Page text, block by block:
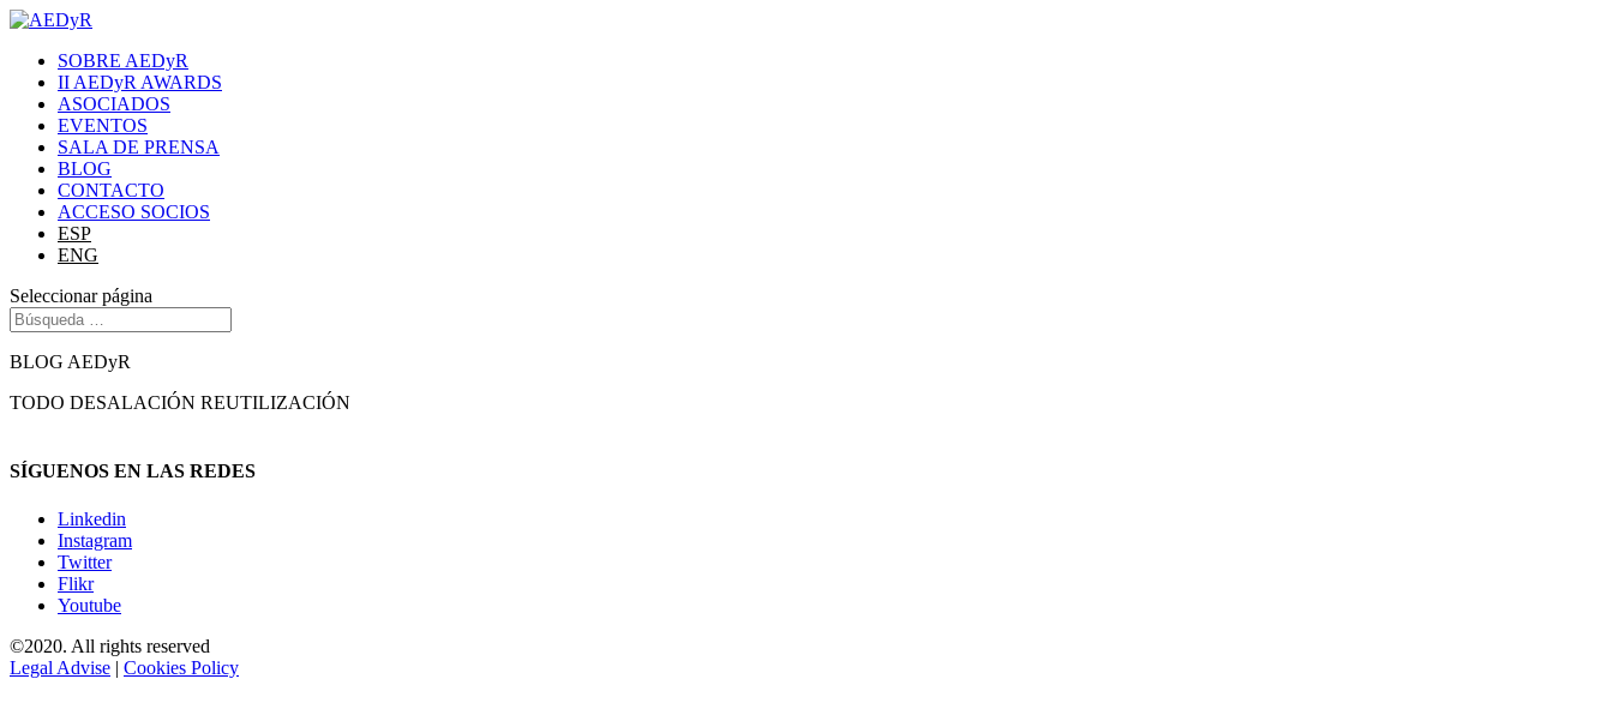
SOBRE AEDyR
II AEDyR AWARDS
ASOCIADOS
EVENTOS
SALA DE PRENSA
BLOG
CONTACTO
ACCESO SOCIOS
ESP
ENG
Seleccionar página
BLOG AEDyR
TODO DESALACIÓN REUTILIZACIÓN
SÍGUENOS EN LAS REDES
Linkedin
Instagram
Twitter
Flikr
Youtube
©2020. All rights reserved
Legal Advise | Cookies Policy